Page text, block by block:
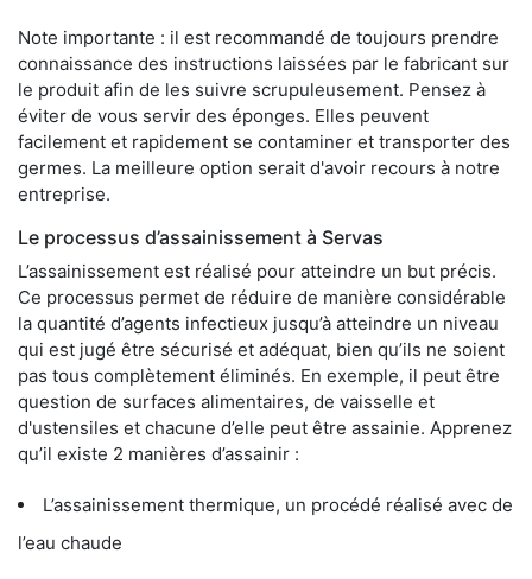
Note importante : il est recommandé de toujours prendre
connaissance des instructions laissées par le fabricant sur
le produit afin de les suivre scrupuleusement. Pensez à
éviter de vous servir des éponges. Elles peuvent
facilement et rapidement se contaminer et transporter des
germes. La meilleure option serait d'avoir recours à notre
entreprise.
Le processus d’assainissement à Servas
L’assainissement est réalisé pour atteindre un but précis.
Ce processus permet de réduire de manière considérable
la quantité d’agents infectieux jusqu’à atteindre un niveau
qui est jugé être sécurisé et adéquat, bien qu’ils ne soient
pas tous complètement éliminés. En exemple, il peut être
question de surfaces alimentaires, de vaisselle et
d'ustensiles et chacune d’elle peut être assainie. Apprenez
qu’il existe 2 manières d’assainir :
L’assainissement thermique, un procédé réalisé avec de
l’eau chaude